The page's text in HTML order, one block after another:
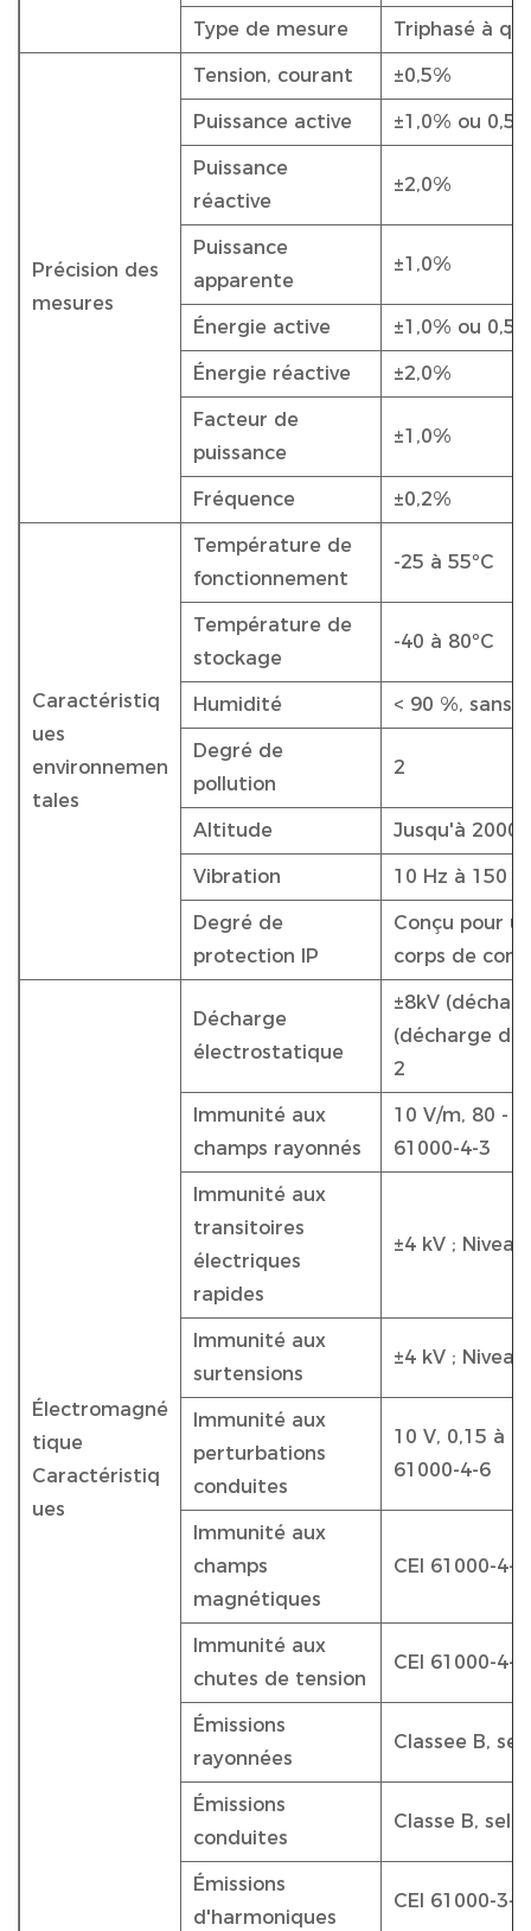
Type de mesure Triphasé à
Précision des
mesures
Tension, courant ±0,5%
Puissance active ±1,0% ou
Puissance
réactive
±2,0%
Puissance
apparente
±1,0%
Énergie active ±1,0% ou
Énergie réactive ±2,0%
Facteur de
puissance
±1,0%
Fréquence ±0,2%
Caractéristiq
ues
environnemen
tales
Température de
fonctionnement
-25 à 55ºC
Température de
stockage
-40 à 80ºC
Humidité < 90 %, sans
Degré de
pollution
2
Altitude Jusqu'à
Vibration 10 Hz à 150
Degré de
protection IP
Conçu pour
corps de
Électromagné
tique
Caractéristiq
ues
Décharge
électrostatique
±8kV
(décharge
2
Immunité aux
champs rayonnés
10 V/m, 80 - 2
61000-4-3
Immunité aux
transitoires
électriques
rapides
±4 kV ;
Immunité aux
surtensions
±4 kV ;
Immunité aux
perturbations
conduites
10 V, 0,15 à
61000-4-6
Immunité aux
champs
magnétiques
CEI 61000-4-8
Immunité aux
chutes de tension
CEI 61000-4-
Émissions
rayonnées
Classee B,
Émissions
conduites
Classe B,
Émissions
d'harmoniques
CEI 61000-3-2